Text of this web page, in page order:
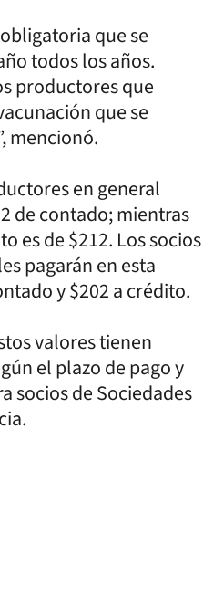
que se
todos los años.
productores que
que se
mencionó.
en general
de contado; mientras
es de $212. Los socios
pagarán en esta
y $202 a crédito.
valores tienen
el plazo de pago y
socios de Sociedades